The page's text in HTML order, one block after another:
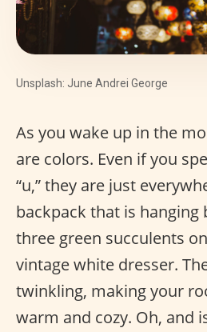
Unsplash: June Andrei George
As you wake up in the
are colors. Even if you
“u,” they are just
backpack that is hanging
three green succulents
vintage white dresser.
twinkling, making your
warm and cozy. Oh, and